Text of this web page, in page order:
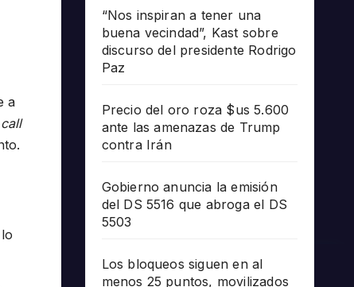
a
call
“Nos inspiran a tener una
buena vecindad”, Kast sobre
discurso del presidente Rodrigo
Paz
Precio del oro roza $us 5.600
ante las amenazas de Trump
contra Irán
Gobierno anuncia la emisión
del DS 5516 que abroga el DS
5503
Los bloqueos siguen en al
menos 25 puntos, movilizados